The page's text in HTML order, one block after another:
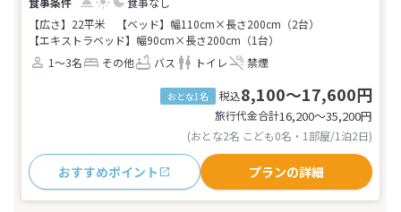
【広さ】22平米
【ベッド】幅110cm×長さ200cm（2台）
【エキストラベッド】幅90cm×長さ200cm（1台）
1～3名
その他 バス トイレ 禁煙
おとな1名 税込8,100～17,600円
旅行代金合計16,200〜35,200円
(おとな2名 こども0名・1部屋/1泊2日)
おすすめポイント プランの詳細